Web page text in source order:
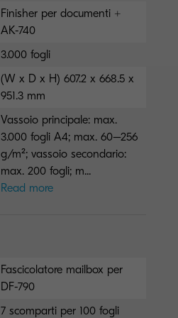
Finisher per documenti +
AK-740
3.000 fogli
(W x D x H) 607.2 x 668.5 x
951.3 mm
Vassoio principale: max.
3.000 fogli A4; max. 60–256
g/m²; vassoio secondario:
max. 200 fogli; m...
Read more
Fascicolatore mailbox per
DF-790
7 scomparti per 100 fogli